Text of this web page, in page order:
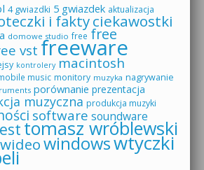
4 gwiazdki 5 gwiazdek aktualizacja
i faktyciekawostki
domowe studio free free
vst freeware
kontrolery macintosh
music monitory muzyka nagrywanie
porównanie prezentacja
muzyczna produkcja muzyki
software soundware
tomasz wróblewski
wideowindowswtyczki